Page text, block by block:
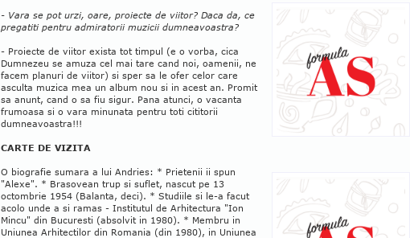
- Vara se pot urzi, oare, proiecte de viitor? Daca da, ce
pregatiti pentru admiratorii muzicii dumneavoastra?
- Proiecte de viitor exista tot timpul (e o vorba, cica
Dumnezeu se amuza cel mai tare cand noi, oamenii, ne
facem planuri de viitor) si sper sa le ofer celor care
asculta muzica mea un album nou si in acest an. Promit
sa anunt, cand o sa fiu sigur. Pana atunci, o vacanta
frumoasa si o vara minunata pentru toti cititorii
dumneavoastra!!!
CARTE DE VIZITA
O biografie sumara a lui Andries: * Prietenii ii spun
"Alexe". * Brasovean trup si suflet, nascut pe 13
octombrie 1954 (Balanta, deci). * Studiile si le-a facut
acolo unde a si ramas - Institutul de Arhitectura "Ion
Mincu" din Bucuresti (absolvit in 1980). * Membru in
Uniunea Arhitectilor din Romania (din 1980), in Uniunea